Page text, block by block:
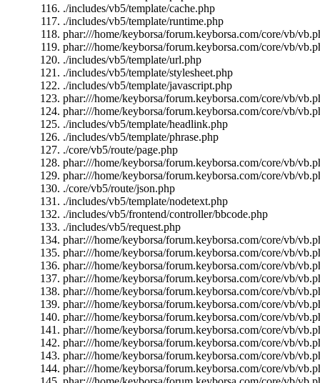
./includes/vb5/template/cache.php
./includes/vb5/template/runtime.php
phar:///home/keyborsa/forum.keyborsa.com/core/vb/
phar:///home/keyborsa/forum.keyborsa.com/core/vb/
./includes/vb5/template/url.php
./includes/vb5/template/stylesheet.php
./includes/vb5/template/javascript.php
phar:///home/keyborsa/forum.keyborsa.com/core/vb/
phar:///home/keyborsa/forum.keyborsa.com/core/vb/
./includes/vb5/template/headlink.php
./includes/vb5/template/phrase.php
./core/vb5/route/page.php
phar:///home/keyborsa/forum.keyborsa.com/core/vb/
phar:///home/keyborsa/forum.keyborsa.com/core/vb/
./core/vb5/route/json.php
./includes/vb5/template/nodetext.php
./includes/vb5/frontend/controller/bbcode.php
./includes/vb5/request.php
phar:///home/keyborsa/forum.keyborsa.com/core/vb/
phar:///home/keyborsa/forum.keyborsa.com/core/vb/
phar:///home/keyborsa/forum.keyborsa.com/core/vb/
phar:///home/keyborsa/forum.keyborsa.com/core/vb/
phar:///home/keyborsa/forum.keyborsa.com/core/vb/
phar:///home/keyborsa/forum.keyborsa.com/core/vb/
phar:///home/keyborsa/forum.keyborsa.com/core/vb/
phar:///home/keyborsa/forum.keyborsa.com/core/vb/
phar:///home/keyborsa/forum.keyborsa.com/core/vb/
phar:///home/keyborsa/forum.keyborsa.com/core/vb/
phar:///home/keyborsa/forum.keyborsa.com/core/vb/